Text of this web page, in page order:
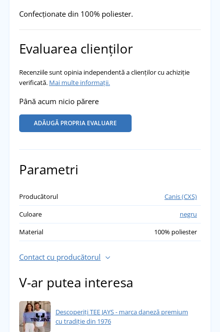
Confecționate din 100% poliester.
Evaluarea clienților
Recenziile sunt opinia independentă a clienților cu achiziție
verificată. Mai multe informații.
Până acum nicio părere
ADĂUGĂ PROPRIA EVALUARE
Parametri
Producătorul
Canis (CXS)
Culoare
negru
Material
100% poliester
Contact cu producătorul
V-ar putea interesa
Descoperiți TEE JAYS - marca daneză premium
cu tradiție din 1976